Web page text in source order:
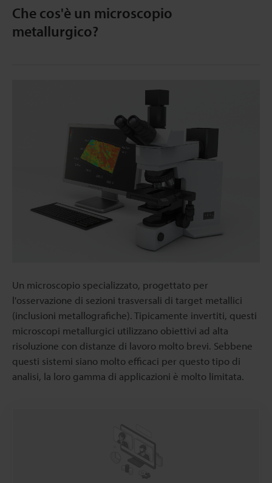
Che cos'è un microscopio
metallurgico?
Un microscopio specializzato, progettato per
l'osservazione di sezioni trasversali di target metallici
(inclusioni metallografiche). Tipicamente invertiti, questi
microscopi metallurgici utilizzano obiettivi ad alta
risoluzione con distanze di lavoro molto brevi. Sebbene
questi sistemi siano molto efficaci per questo tipo di
analisi, la loro gamma di applicazioni è molto limitata.